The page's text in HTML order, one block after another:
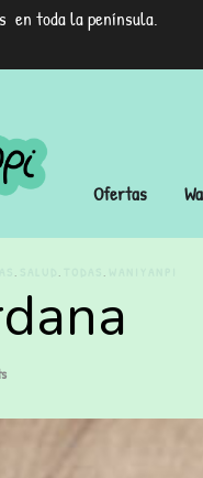
en toda la península.
Ofertas
, , ,